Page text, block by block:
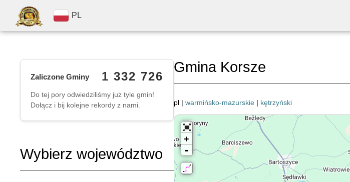
PL
Zaliczone Gminy 1 332 726
Do tej pory odwiedziliśmy już tyle gmin!
Dołącz i bij kolejne rekordy z nami.
Wybierz województwo
Gmina Korsze
pl | warmińsko-mazurskie| kętrzyński
+
-